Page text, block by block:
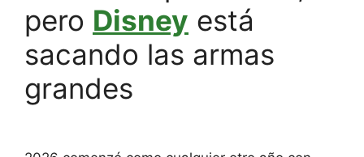
pero Disney está
sacando las armas
grandes